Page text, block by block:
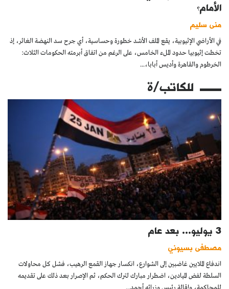
الأمام؟
منى سليم
في الأراضي الإثيوبية، يقع الملف الأشد خطورة وحساسية، أي جرح سد النهضة الغائر، إذ
تخطت إثيوبيا حدود الملء الخامس، على الرغم من اتفاق أبرمته الحكومات الثلاث:
الخرطوم والقاهرة وأديس أبابا،...
للكاتب/ة
3 يوليو... بعد عام
مصطفى بسيوني
اندفاع الملايين غاضبين إلى الشوارع، انكسار جهاز القمع الرهيب، فشل كل محاولات
السلطة لفض الميادين، اضطرار مبارك لترك الحكم، ثم الإصرار بعد ذلك على تقديمه